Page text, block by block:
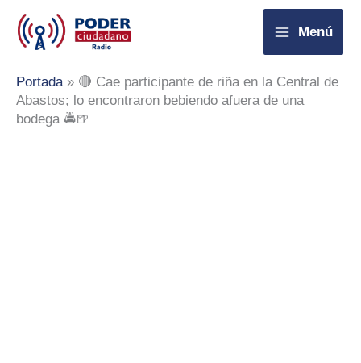
contenido
Menú
Portada» 🔴 Cae participante de riña en la Central de
Abastos; lo encontraron bebiendo afuera de una
bodega 🚔🍺